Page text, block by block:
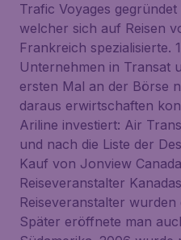
Trafic Voyages
welcher sich auf Reisen
Frankreich spezialisierte.
Unternehmen in Transat
ersten Mal an der Börse
daraus erwirtschaften
Ariline investiert: Air
und nach die Liste der
Kauf von Jonview
Reiseveranstalter
Reiseveranstalter
Später eröffnete man